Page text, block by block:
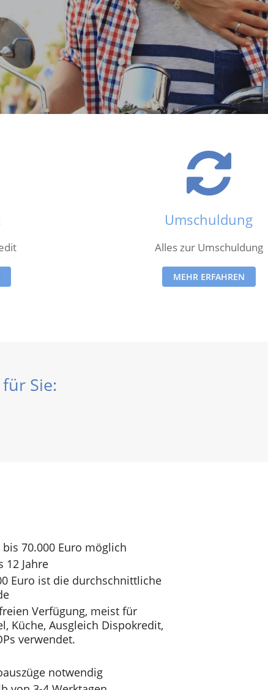
Umschuldung
Alles zur Umschuldung
MEHR ERFAHREN
Sie:
70.000 Euro möglich
12 Jahre
Euro ist die durchschnittliche
Verfügung, meist für
Küche, Ausgleich Dispokredit,
verwendet.
notwendig